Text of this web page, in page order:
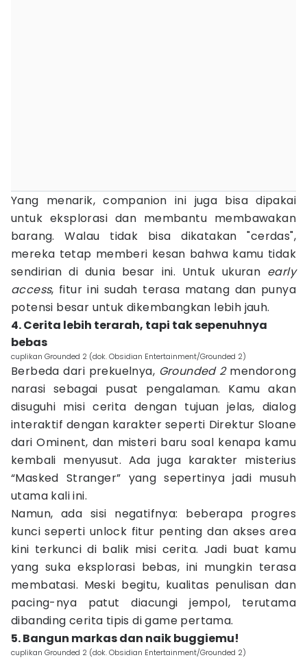
Yang menarik, companion ini juga bisa dipakai
untuk eksplorasi dan membantu membawakan
barang. Walau tidak bisa dikatakan "cerdas",
mereka tetap memberi kesan bahwa kamu tidak
sendirian di dunia besar ini. Untuk ukuran early
access, fitur ini sudah terasa matang dan punya
potensi besar untuk dikembangkan lebih jauh.
4. Cerita lebih terarah, tapi tak sepenuhnya
bebas
cuplikan Grounded 2 (dok. Obsidian Entertainment/Grounded 2)
Berbeda dari prekuelnya, Grounded 2mendorong
narasi sebagai pusat pengalaman. Kamu akan
disuguhi misi cerita dengan tujuan jelas, dialog
interaktif dengan karakter seperti Direktur Sloane
dari Ominent, dan misteri baru soal kenapa kamu
kembali menyusut. Ada juga karakter misterius
“Masked Stranger” yang sepertinya jadi musuh
utama kali ini.
Namun, ada sisi negatifnya: beberapa progres
kunci seperti unlock fitur penting dan akses area
kini terkunci di balik misi cerita. Jadi buat kamu
yang suka eksplorasi bebas, ini mungkin terasa
membatasi. Meski begitu, kualitas penulisan dan
pacing-nya patut diacungi jempol, terutama
dibanding cerita tipis di game pertama.
5. Bangun markas dan naik buggiemu!
cuplikan Grounded 2 (dok. Obsidian Entertainment/Grounded 2)